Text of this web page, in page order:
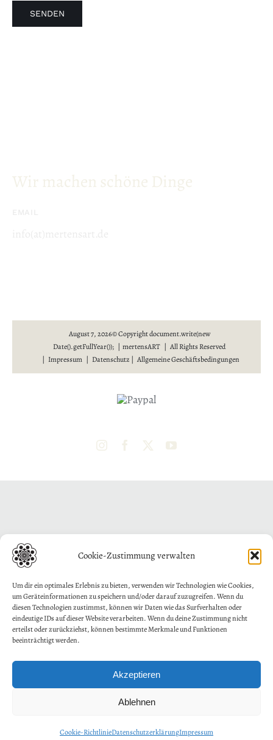
Cookie-Zustimmung verwalten
Um dir ein optimales Erlebnis zu bieten, verwenden wir Technologien wie Cookies,
um Geräteinformationen zu speichern und/oder darauf zuzugreifen. Wenn du
diesen Technologien zustimmst, können wir Daten wie das Surfverhalten oder
eindeutige IDs auf dieser Website verarbeiten. Wenn du deine Zustimmung nicht
erteilst oder zurückziehst, können bestimmte Merkmale und Funktionen
beeinträchtigt werden.
Akzeptieren
Ablehnen
Cookie-RichtlinieDatenschutzerklärungImpressum
Wir machen schöne Dinge
August 7, 2026© Copyright document.write(new
Date().getFullYear()); | mertensART | All Rights Reserved
| Impressum | Datenschutz | Allgemeine Geschäftsbedingungen